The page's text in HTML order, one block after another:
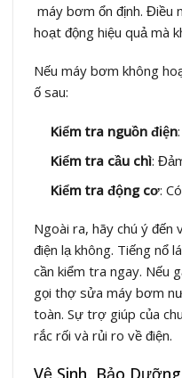
máy bơm ổn định. Điều
hoạt động hiệu quả mà
Nếu máy bơm không
ố sau:
Kiểm tra nguồn điện
Kiểm tra cầu chì:
Kiểm tra động cơ:
Ngoài ra, hãy chú ý
điện lạ không. Tiếng nổ
cần kiểm tra ngay. Nếu
gọi thợ sửa máy bơm
toàn. Sự trợ giúp của
rắc rối và rủi ro về điện.
Vệ Sinh, Bảo